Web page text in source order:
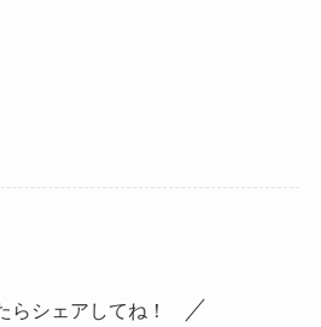
らシェアしてね！